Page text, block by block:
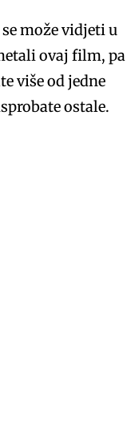
može vidjeti u
ovaj film, pa
više od jedne
ostale.